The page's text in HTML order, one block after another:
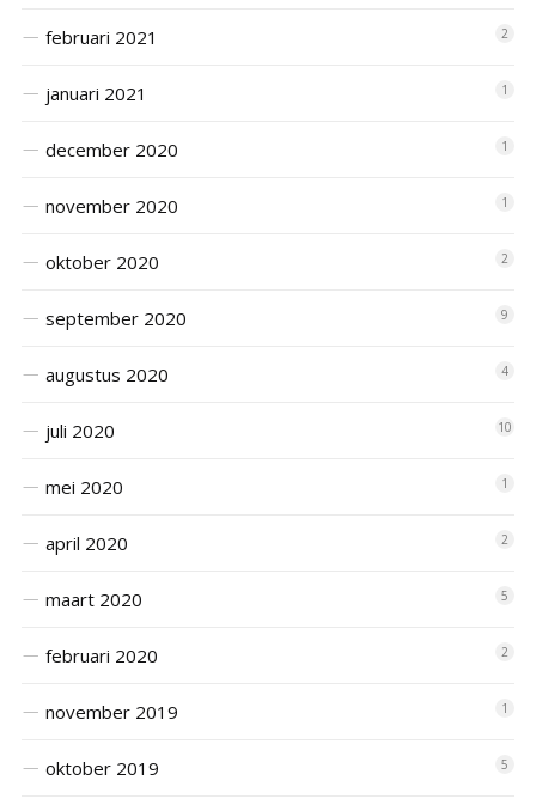
februari 2021 2
januari 2021 1
december 2020 1
november 2020 1
oktober 2020 2
september 2020 9
augustus 2020 4
juli 2020 10
mei 2020 1
april 2020 2
maart 2020 5
februari 2020 2
november 2019 1
oktober 2019 5